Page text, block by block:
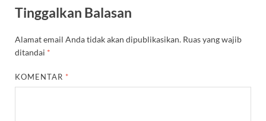
Tinggalkan Balasan
Alamat email Anda tidak akan dipublikasikan. Ruas yang wajib
ditandai *
KOMENTAR *